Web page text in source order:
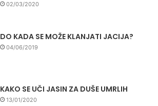
02/03/2020
DO KADA SE MOŽE KLANJATI JACIJA?
04/06/2019
KAKO SE UČI JASIN ZA DUŠE UMRLIH
13/01/2020